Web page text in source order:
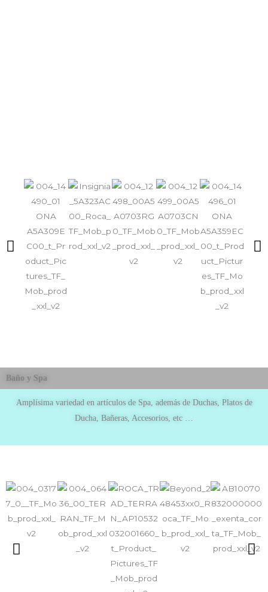
Baño y Spa
Amplísima variedad en artículos de Spa, además de Duchas, Platos de
Ducha, Bañeras, Accesorios, etc …